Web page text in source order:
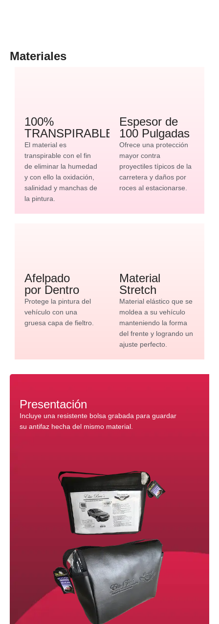
Materiales
100%
TRANSPIRABLE
El material es
transpirable con el fin
de eliminar la humedad
y con ello la oxidación,
salinidad y manchas de
la pintura.
Espesor de
100 Pulgadas
Ofrece una protección
mayor contra
proyectiles típicos de la
carretera y daños por
roces al estacionarse.
Afelpado
por Dentro
Protege la pintura del
vehículo con una
gruesa capa de fieltro.
Material
Stretch
Material elástico que se
moldea a su vehículo
manteniendo la forma
del frente y logrando un
ajuste perfecto.
Presentación
Incluye una resistente bolsa grabada para guardar
su antifaz hecha del mismo material.